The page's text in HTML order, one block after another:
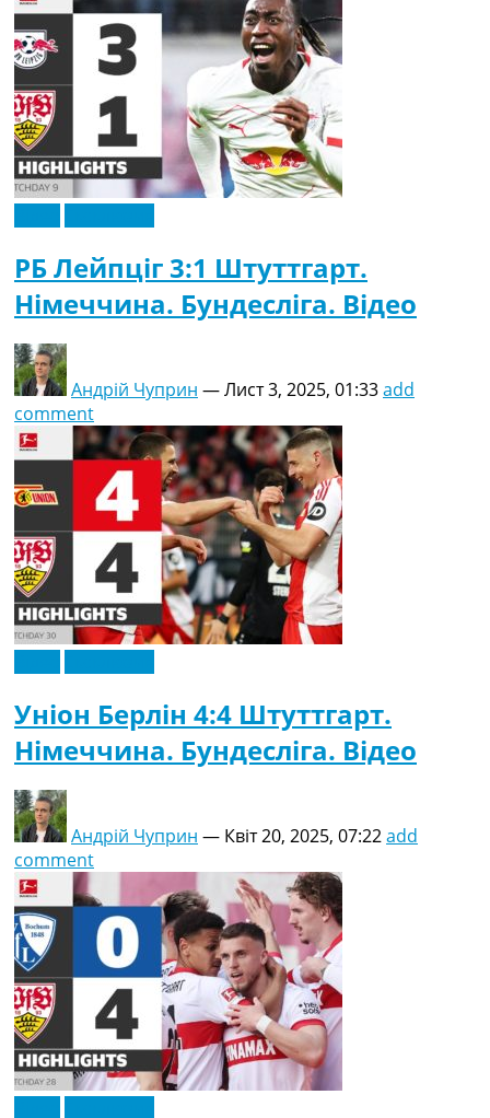
РБ Лейпціг 3:1 Штуттгарт.
Німеччина. Бундесліга. Відео
Андрій Чуприн —Лист 3, 2025, 01:33add
comment
Уніон Берлін 4:4 Штуттгарт.
Німеччина. Бундесліга. Відео
Андрій Чуприн — Квіт 20, 2025, 07:22add
comment